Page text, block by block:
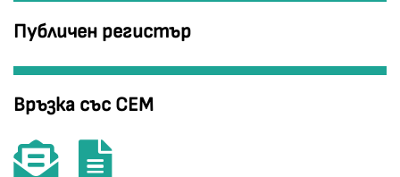
Публичен регистър
Връзка със СЕМ